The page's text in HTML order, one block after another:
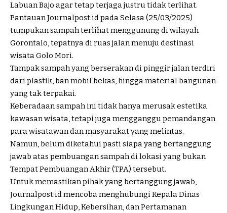
Labuan Bajo agar tetap terjaga justru tidak terlihat.
Pantauan Journalpost.id pada Selasa (25/03/2025)
tumpukan sampah terlihat menggunung di wilayah
Gorontalo, tepatnya di ruas jalan menuju destinasi
wisata Golo Mori.
Tampak sampah yang berserakan di pinggir jalan terdiri
dari plastik, ban mobil bekas, hingga material bangunan
yang tak terpakai.
Keberadaan sampah ini tidak hanya merusak estetika
kawasan wisata, tetapi juga mengganggu pemandangan
para wisatawan dan masyarakat yang melintas.
Namun, belum diketahui pasti siapa yang bertanggung
jawab atas pembuangan sampah di lokasi yang bukan
Tempat Pembuangan Akhir (TPA) tersebut.
Untuk memastikan pihak yang bertanggung jawab,
Journalpost.id mencoba menghubungi Kepala Dinas
Lingkungan Hidup, Kebersihan, dan Pertamanan